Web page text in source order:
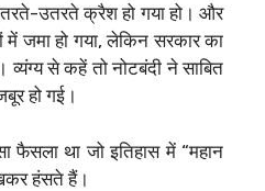
उतरते क्रैश हो गया हो। और
में जमा हो गया, लेकिन सरकार का
से कहें तो नोटबंदी ने साबित
हो गई।
था जो इतिहास में “महान
हंसते हैं।